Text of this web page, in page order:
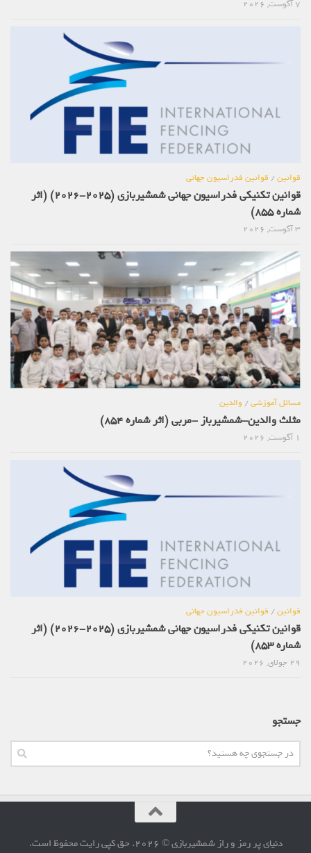
قوانین/قوانین فدراسیون جهانی
قوانین تکنیکی فدراسیون جهانی شمشیربازی (2025-2026) (اثر
شماره 855)
مسائل آموزشی/والدین
مثلث والدین-شمشیرباز -مربی (اثر شماره 854)
قوانین/قوانین فدراسیون جهانی
قوانین تکنیکی فدراسیون جهانی شمشیربازی (2025-2026) (اثر
شماره 853)
جستجو
دنیای پر رمز و راز شمشیربازی © 2026. حق کپی رایت محفوظ است.